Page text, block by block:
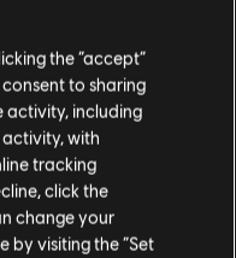
acharnement. Il
fonctionnent ces
La tâche est
à gagner seul.
du terrain en font
comprendre
distance entre
the “accept”
to sharing
activity, including
with
tracking
click the
change your
by visiting the “Set